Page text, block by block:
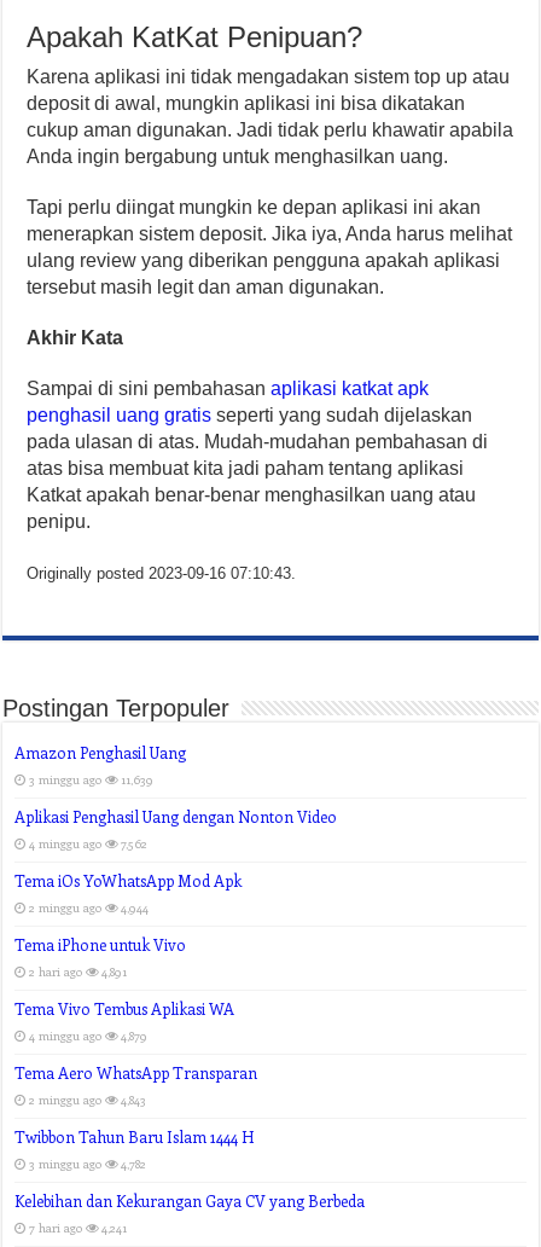
Apakah KatKat Penipuan?
Karena aplikasi ini tidak mengadakan sistem top up atau
deposit di awal, mungkin aplikasi ini bisa dikatakan
cukup aman digunakan. Jadi tidak perlu khawatir apabila
Anda ingin bergabung untuk menghasilkan uang.
Tapi perlu diingat mungkin ke depan aplikasi ini akan
menerapkan sistem deposit. Jika iya, Anda harus melihat
ulang review yang diberikan pengguna apakah aplikasi
tersebut masih legit dan aman digunakan.
Akhir Kata
Sampai di sini pembahasanaplikasi katkat apk
penghasil uang gratis seperti yang sudah dijelaskan
pada ulasan di atas. Mudah-mudahan pembahasan di
atas bisa membuat kita jadi paham tentang aplikasi
Katkat apakah benar-benar menghasilkan uang atau
penipu.
Originally posted 2023-09-16 07:10:43.
Postingan Terpopuler
Amazon Penghasil Uang
3 minggu ago 11,639
Aplikasi Penghasil Uang dengan Nonton Video
4 minggu ago 7,562
Tema iOs YoWhatsApp Mod Apk
2 minggu ago 4,944
Tema iPhone untuk Vivo
2 hari ago 4,891
Tema Vivo Tembus Aplikasi WA
4 minggu ago 4,879
Tema Aero WhatsApp Transparan
2 minggu ago 4,843
Twibbon Tahun Baru Islam 1444 H
3 minggu ago 4,782
Kelebihan dan Kekurangan Gaya CV yang Berbeda
7 hari ago 4,241